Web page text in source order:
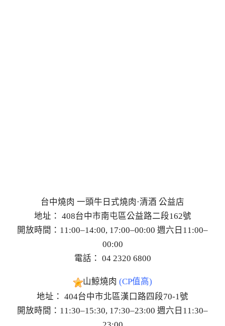
台中燒肉 一頭牛日式燒肉·清酒 公益店
地址： 408台中市南屯區公益路二段162號
開放時間：11:00–14:00, 17:00–00:00 週六日11:00–
00:00
電話： 04 2320 6800
山鯨燒肉 (CP值高)
地址： 404台中市北區漢口路四段70-1號
開放時間：11:30–15:30, 17:30–23:00 週六日11:30–